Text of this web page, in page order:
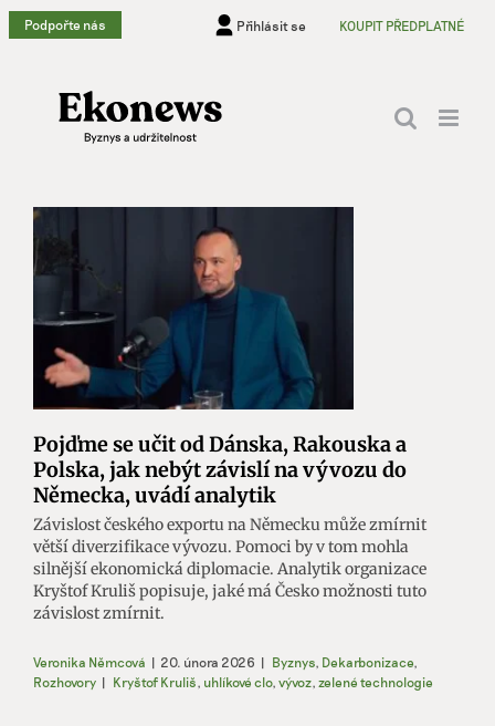
Přeskočit
na
Podpořte nás Přihlásit se KOUPIT PŘEDPLATNÉ
Pojďme se učit od Dánska, Rakouska a
Polska, jak nebýt závislí na vývozu do
Německa, uvádí analytik
Závislost českého exportu na Německu může zmírnit
větší diverzifikace vývozu. Pomoci by v tom mohla
silnější ekonomická diplomacie. Analytik organizace
Kryštof Kruliš popisuje, jaké má Česko možnosti tuto
závislost zmírnit.
Veronika Němcová | 20. února 2026 | Byznys, Dekarbonizace,
Rozhovory | Kryštof Kruliš, uhlíkové clo, vývoz, zelené technologie